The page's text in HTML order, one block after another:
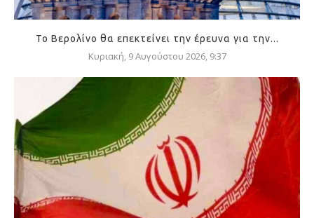
Το Βερολίνο θα επεκτείνει την έρευνα για την...
Κυριακή, 9 Αυγούστου 2026, 9:37